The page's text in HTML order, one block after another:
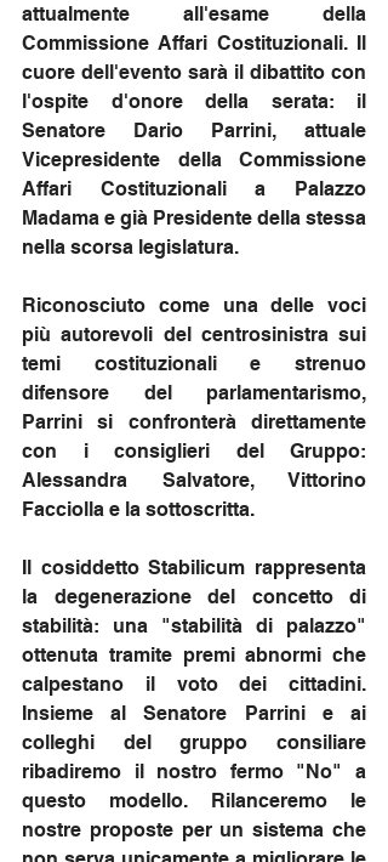
attualmente all'esame della
Commissione Affari Costituzionali. Il
cuore dell'evento sarà il dibattito con
l'ospite d'onore della serata: il
Senatore Dario Parrini, attuale
Vicepresidente della Commissione
Affari Costituzionali a Palazzo
Madama e già Presidente della stessa
nella scorsa legislatura.
Riconosciuto come una delle voci
più autorevoli del centrosinistra sui
temi costituzionali e strenuo
difensore del parlamentarismo,
Parrini si confronterà direttamente
con i consiglieri del Gruppo:
Alessandra Salvatore, Vittorino
Facciolla e la sottoscritta.
Il cosiddetto Stabilicum rappresenta
la degenerazione del concetto di
stabilità: una "stabilità di palazzo"
ottenuta tramite premi abnormi che
calpestano il voto dei cittadini.
Insieme al Senatore Parrini e ai
colleghi del gruppo consiliare
ribadiremo il nostro fermo "No" a
questo modello. Rilanceremo le
nostre proposte per un sistema che